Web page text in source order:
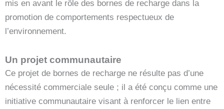
mis en avant le rôle des bornes de recharge dans la
promotion de comportements respectueux de
l’environnement.
Un projet communautaire
Ce projet de bornes de recharge ne résulte pas d’une
nécessité commerciale seule ; il a été conçu comme une
initiative communautaire visant à renforcer le lien entre